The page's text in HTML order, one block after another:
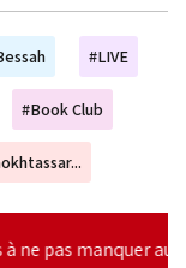
#LIVE
#Book Club
au cinéma ce